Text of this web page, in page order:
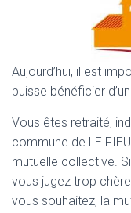
Aujourd’hui, il est
puisse bénéficier
Vous êtes retraité,
commune de LE
mutuelle collective.
vous jugez trop
vous souhaitez, la